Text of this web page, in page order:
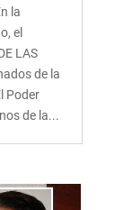
la
el
LAS
de la
Poder
de la...